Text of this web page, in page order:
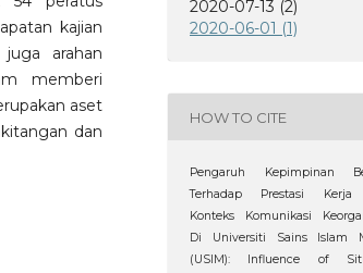
kajian
arahan
memberi
aset
dan
2020-07-13 (2)
2020-06-01 (1)
HOW TO CITE
Pengaruh Kepimpinan
Terhadap Prestasi Kerja
Konteks Komunikasi
Di Universiti Sains Islam
(USIM): Influence of